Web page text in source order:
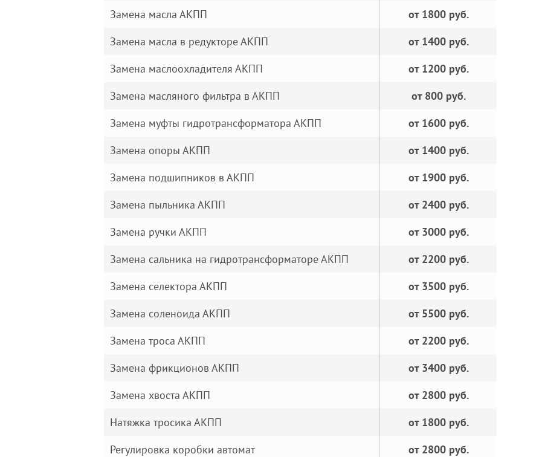
Замена масла АКПП
от 1800 руб.
Замена масла в редукторе АКПП
от 1400 руб.
Замена маслоохладителя АКПП
от 1200 руб.
Замена масляного фильтра в АКПП
от 800 руб.
Замена муфты гидротрансформатора АКПП
от 1600 руб.
Замена опоры АКПП
от 1400 руб.
Замена подшипников в АКПП
от 1900 руб.
Замена пыльника АКПП
от 2400 руб.
Замена ручки АКПП
от 3000 руб.
Замена сальника на гидротрансформаторе АКПП
от 2200 руб.
Замена селектора АКПП
от 3500 руб.
Замена соленоида АКПП
от 5500 руб.
Замена троса АКПП
от 2200 руб.
Замена фрикционов АКПП
от 3400 руб.
Замена хвоста АКПП
от 2800 руб.
Натяжка тросика АКПП
от 1800 руб.
Регулировка коробки автомат
от 2800 руб.